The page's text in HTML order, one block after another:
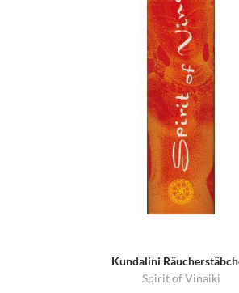
Kundalini
Spirit of Vinaiki